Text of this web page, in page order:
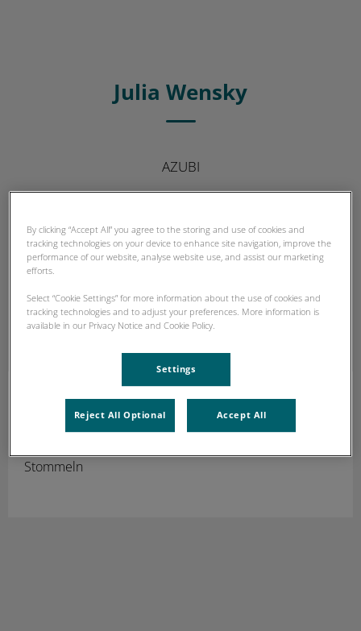
Julia Wensky
AZUBI
Julia Wensky Auszubildende
Seit Februar 2026 in Ausbildung zum
Stommeln
By clicking “Accept All” you agree to the storing and use of cookies and
tracking technologies on your device to enhance site navigation, improve the
performance of our website, analyse website use, and assist our marketing
efforts.
Select “Cookie Settings” for more information about the use of cookies and
tracking technologies and to adjust your preferences. More information is
available in our Privacy Notice and Cookie Policy.
Settings
Reject All Optional Accept All